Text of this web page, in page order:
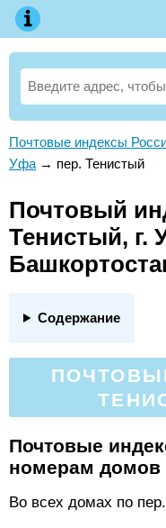
Почтовые индексы
Уфа → пер. Тенистый
Почтовый
Тенистый, г.
Содержание
Почтовые
номерам домов
Во всех домах по